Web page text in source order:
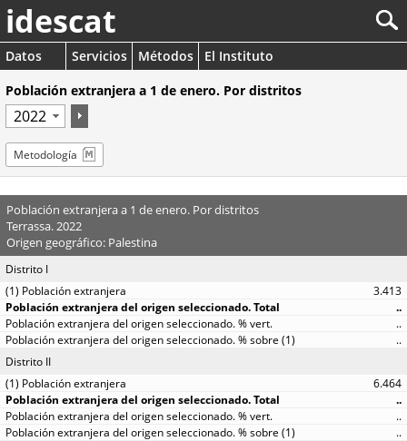
idescat
Datos Servicios Métodos
El Instituto
Población extranjera a 1 de enero. Por distritos
Metodología
Población extranjera a 1 de enero. Por distritos
Terrassa. 2022
Origen geográfico: Palestina
Distrito I
3.413
..
..
..
Distrito II
6.464
..
..
..